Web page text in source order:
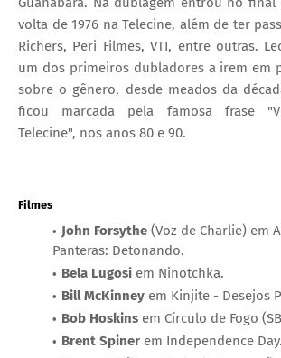
volta de 1976 na Telecine, além de ter
Richers, Peri Filmes, VTI, entre outras.
um dos primeiros dubladores a irem em
sobre o gênero, desde meados da
ficou marcada pela famosa frase
Telecine", nos anos 80 e 90.
Filmes
John Forsythe(Voz de Charlie) em
Panteras: Detonando.
Bela Lugosi em Ninotchka.
Bill McKinney em Kinjite - Desejos
Bob Hoskinsem Círculo de Fogo
Brent Spiner em Independence Day.